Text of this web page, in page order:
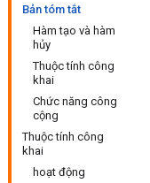
Bản tóm tắt
Hàm tạo và hàm
hủy
Thuộc tính công
khai
Chức năng công
cộng
Thuộc tính công
khai
hoạt động